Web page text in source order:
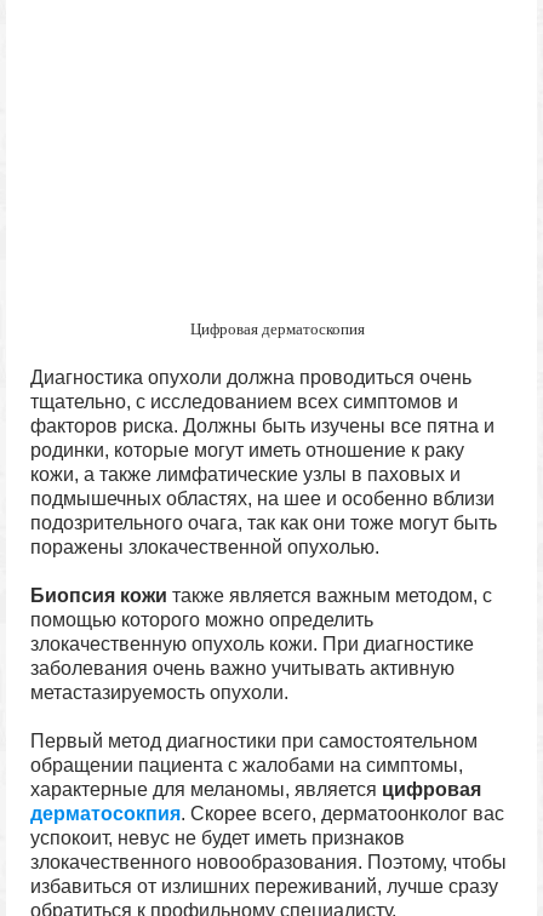
Цифровая дерматоскопия
Диагностика опухоли должна проводиться очень
тщательно, с исследованием всех симптомов и
факторов риска. Должны быть изучены все пятна и
родинки, которые могут иметь отношение к раку
кожи, а также лимфатические узлы в паховых и
подмышечных областях, на шее и особенно вблизи
подозрительного очага, так как они тоже могут быть
поражены злокачественной опухолью.
Биопсия кожи также является важным методом, с
помощью которого можно определить
злокачественную опухоль кожи. При диагностике
заболевания очень важно учитывать активную
метастазируемость опухоли.
Первый метод диагностики при самостоятельном
обращении пациента с жалобами на симптомы,
характерные для меланомы, является цифровая
дерматосокпия. Скорее всего, дерматоонколог вас
успокоит, невус не будет иметь признаков
злокачественного новообразования. Поэтому, чтобы
избавиться от излишних переживаний, лучше сразу
обратиться к профильному специалисту.